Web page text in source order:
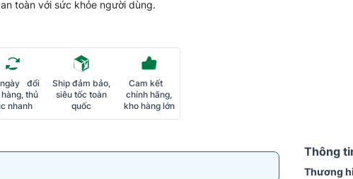
toàn với sức khỏe người dùng.
đổi
thủ
nhanh
Ship đảm bảo,
siêu tốc toàn
quốc
Cam kết
chính hãng,
kho hàng lớn
Thông
Thương